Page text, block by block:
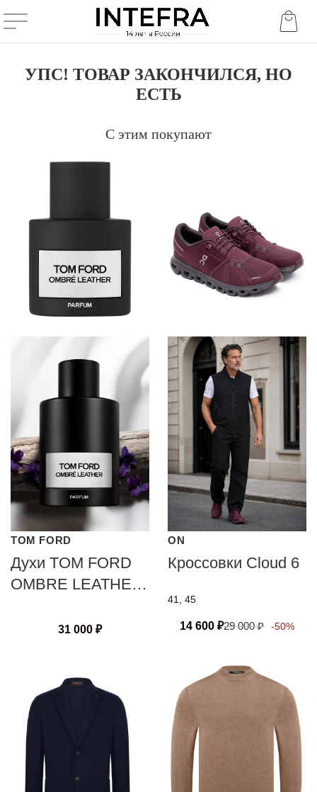
УПС! ТОВАР ЗАКОНЧИЛСЯ, НО
ЕСТЬ
С этим покупают
TOM FORD
Духи TOM FORD
OMBRE LEATHER
31 000 ₽
ON
Кроссовки Cloud 6
41, 45
14 600 ₽29 000₽ -50%